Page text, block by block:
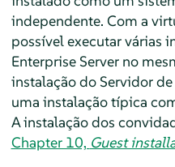
independente. Com a
possível executar várias
Enterprise Serverno
instalação do Servidor
uma instalação típica
A instalação dos
Chapter 10, Guest